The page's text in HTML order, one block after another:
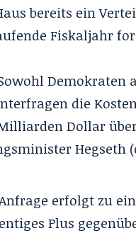
bereits ein
Fiskaljahr
Demokraten
die
Dollar
Hegseth
erfolgt zu
Plus